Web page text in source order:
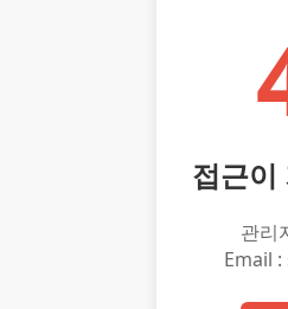
접근이
관리
Email